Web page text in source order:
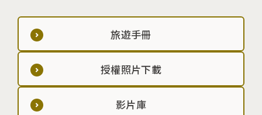
旅遊手冊
授權照片下載
影片庫